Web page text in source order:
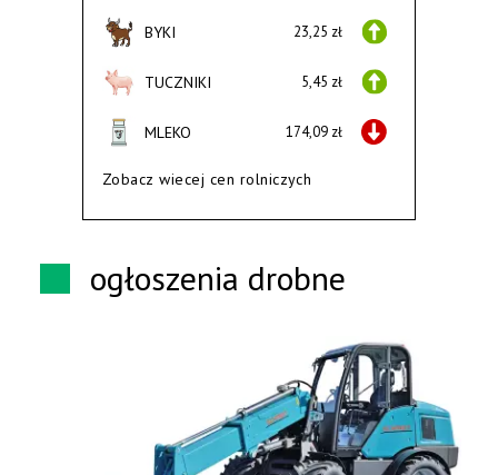
BYKI 23,25 zł
TUCZNIKI 5,45 zł
MLEKO 174,09 zł
Zobacz wiecej cen rolniczych
ogłoszenia drobne